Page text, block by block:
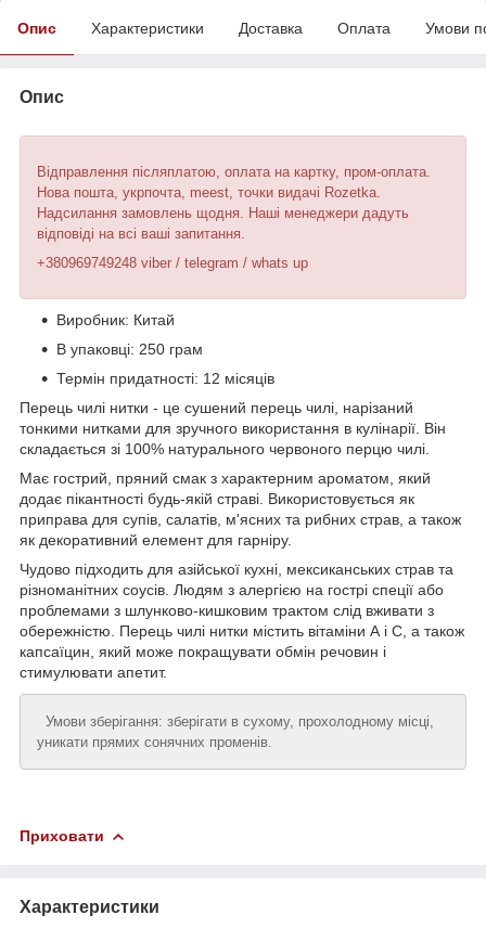
Опис Характеристики Доставка Оплата Умови
Опис
Відправлення післяплатою, оплата на картку, пром-оплата.
Нова пошта, укрпочта, meest, точки видачі Rozetka.
Надсилання замовлень щодня. Наші менеджери дадуть
відповіді на всі ваші запитання.
+380969749248 viber / telegram / whats up
Виробник: Китай
В упаковці: 250 грам
Термін придатності: 12 місяців
Перець чилі нитки - це сушений перець чилі, нарізаний
тонкими нитками для зручного використання в кулінарії. Він
складається зі 100% натурального червоного перцю чилі.
Має гострий, пряний смак з характерним ароматом, який
додає пікантності будь-якій страві. Використовується як
приправа для супів, салатів, м'ясних та рибних страв, а також
як декоративний елемент для гарніру.
Чудово підходить для азійської кухні, мексиканських страв та
різноманітних соусів. Людям з алергією на гострі спеції або
проблемами з шлунково-кишковим трактом слід вживати з
обережністю. Перець чилі нитки містить вітаміни А і С, а також
капсаїцин, який може покращувати обмін речовин і
стимулювати апетит.
Умови зберігання: зберігати в сухому, прохолодному місці,
уникати прямих сонячних променів.
Приховати
Характеристики